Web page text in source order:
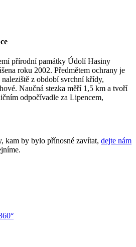
přírodní památky Údolí Hasiny
roku 2002. Předmětem ochrany je
z období svrchní křídy,
Naučná stezka měří 1,5 km a tvoří
odpočívadle za Lipencem,
kam by bylo přínosné zavítat, dejte nám